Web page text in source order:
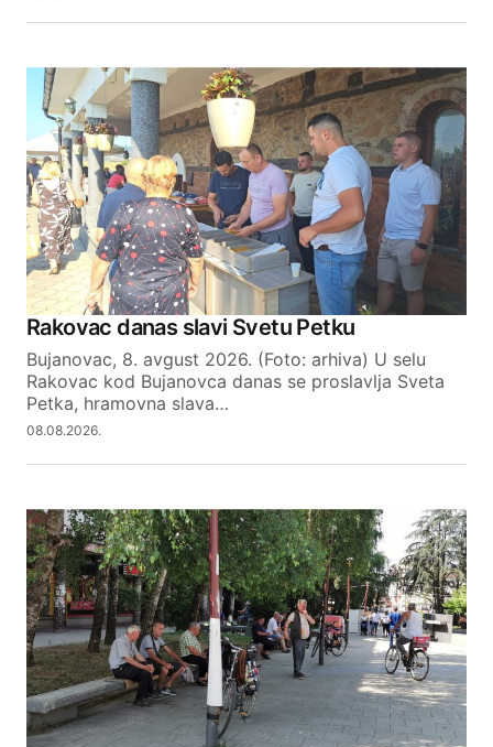
Rakovac danas slavi Svetu Petku
Bujanovac, 8. avgust 2026. (Foto: arhiva) U selu
Rakovac kod Bujanovca danas se proslavlja Sveta
Petka, hramovna slava…
08.08.2026.